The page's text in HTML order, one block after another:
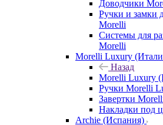
Доводчики
Ручки и замки
Morelli
Системы для
Morelli
Morelli Luxury
Назад
Morelli Luxury
Ручки Morelli
Завертки
Накладки под
Archie (Испания)